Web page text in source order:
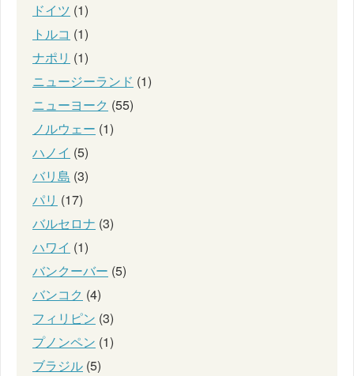
ドイツ (1)
トルコ (1)
ナポリ (1)
ニュージーランド (1)
ニューヨーク (55)
ノルウェー (1)
ハノイ (5)
バリ島 (3)
パリ (17)
バルセロナ (3)
ハワイ (1)
バンクーバー (5)
バンコク (4)
フィリピン (3)
プノンペン (1)
ブラジル (5)